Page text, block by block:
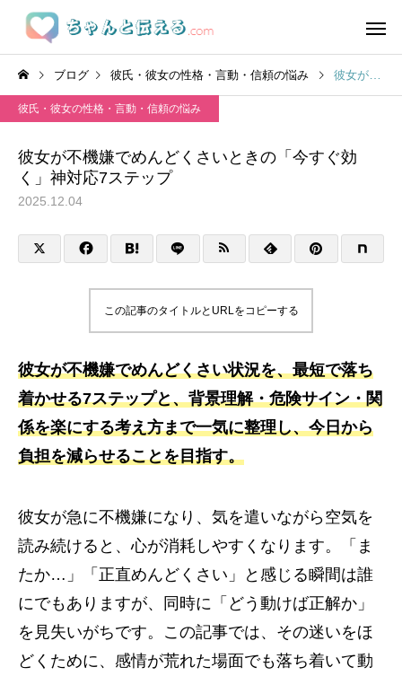
ブログ 彼氏・彼女の性格・言動・信頼の悩み 彼女が不機嫌でめんどくさいときの「今すぐ効く」神対応7ステップ
彼氏・彼女の性格・言動・信頼の悩み
彼女が不機嫌でめんどくさいときの「今すぐ効
く」神対応7ステップ
2025.12.04
この記事のタイトルとURLをコピーする
彼女が不機嫌でめんどくさい状況を、最短で落ち
着かせる7ステップと、背景理解・危険サイン・関
係を楽にする考え方まで一気に整理し、今日から
負担を減らせることを目指す。
彼女が急に不機嫌になり、気を遣いながら空気を
読み続けると、心が消耗しやすくなります。「ま
たか…」「正直めんどくさい」と感じる瞬間は誰
にでもありますが、同時に「どう動けば正解か」
を見失いがちです。この記事では、その迷いをほ
どくために、感情が荒れた場面でも落ち着いて動